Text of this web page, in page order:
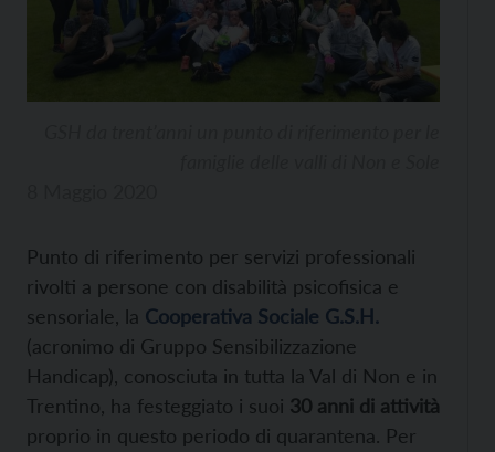
Punto di riferimento per servizi professionali
rivolti a persone con disabilità psicofisica e
sensoriale, la Cooperativa Sociale G.S.H.
(acronimo di Gruppo Sensibilizzazione
Handicap), conosciuta in tutta la Val di Non e in
Trentino, ha festeggiato i suoi 30 anni di attività
proprio in questo periodo di quarantena. Per